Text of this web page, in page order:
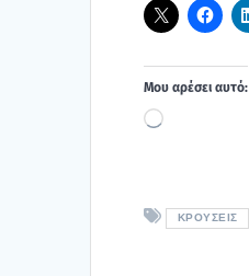
Μου αρέ­σει αυτό:
Loading…
ΚΡΟΎΣΕΙΣ